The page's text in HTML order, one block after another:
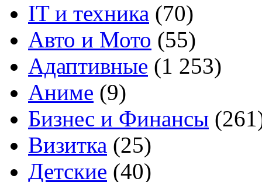
IT и техника (70)
Авто и Мото (55)
Адаптивные (1 253)
Аниме (9)
Бизнес и Финансы
Визитка (25)
Детские (40)